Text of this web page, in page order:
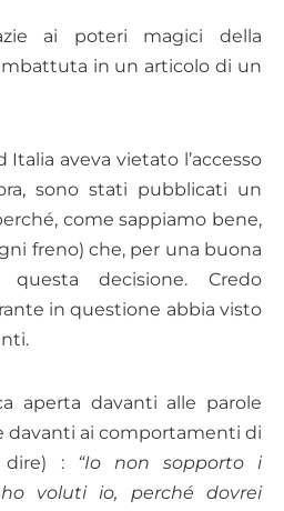
ai poteri magici della
in un articolo di un
aveva vietato l’accesso
sono stati pubblicati un
come sappiamo bene,
freno) che, per una buona
questa decisione. Credo
in questione abbia visto
aperta davanti alle parole
davanti ai comportamenti di
dire) : “Io non sopporto i
voluti io, perché dovrei